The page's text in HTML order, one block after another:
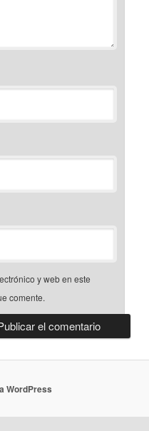
y web en este
comente.
WordPress